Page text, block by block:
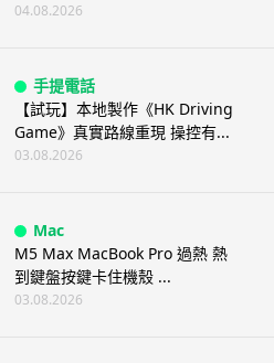
04.08.2026
手提電話
【試玩】本地製作《HK Driving
Game》真實路線重現 操控有...
03.08.2026
Mac
M5 Max MacBook Pro 過熱 熱
到鍵盤按鍵卡住機殼 ...
03.08.2026